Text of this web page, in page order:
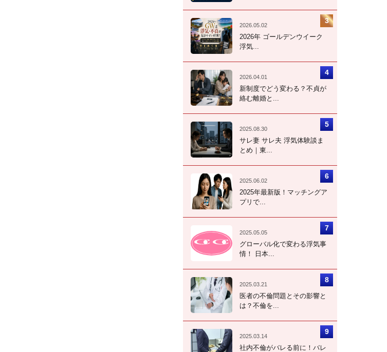
2026.05.02
2026年 ゴールデンウイーク
浮気...
2026.04.01
新制度でどう変わる？不貞が
絡む離婚と...
2025.08.30
サレ妻 サレ夫 浮気体験談ま
とめ｜東...
2025.06.02
2025年最新版！マッチングア
プリで...
2025.05.05
グローバル化で変わる浮気事
情！ 日本...
2025.03.21
医者の不倫問題とその影響と
は？不倫を...
2025.03.14
社内不倫がバレる前に！バレ